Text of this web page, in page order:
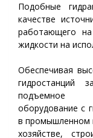
Подобные
качестве
работающего
жидкости на
Обеспечивая
гидростанций
подъемное
оборудование с
в промышленном
хозяйстве,